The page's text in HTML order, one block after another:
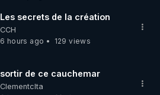
Les secrets de la création
CCH
6 hours ago
129 views
sortir de ce cauchemar
Clementclta